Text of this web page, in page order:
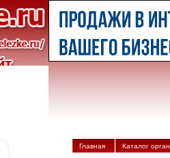
Главная Каталог